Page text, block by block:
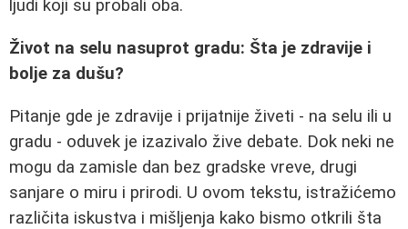
ljudi koji su probali oba.
Život na selu nasuprot gradu: Šta je zdravije i
bolje za dušu?
Pitanje gde je zdravije i prijatnije živeti - na selu ili u
gradu - oduvek je izazivalo žive debate. Dok neki ne
mogu da zamisle dan bez gradske vreve, drugi
sanjare o miru i prirodi. U ovom tekstu, istražićemo
različita iskustva i mišljenja kako bismo otkrili šta